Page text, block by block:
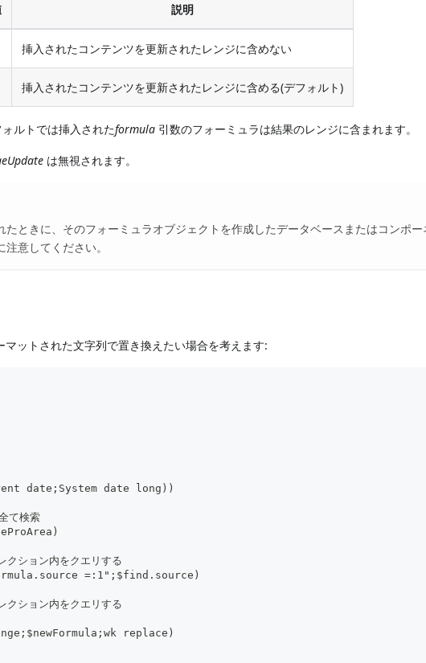
説明
挿入されたコンテンツを更新されたレンジに含めない
挿入されたコンテンツを更新されたレンジに含める(デフォルト)
ルトでは挿入されたformula 引数のフォーミュラは結果のレンジに含まれます。
は無視されます。
ときに、そのフォーミュラオブジェクトを作成したデータベースまたはコンポ
意してください。
ットされた文字列で置き換えたい場合を考えます:
date;System date long))
て検索
ション内をクエリする
=:1";$find.source)
ション内をクエリする
replace)